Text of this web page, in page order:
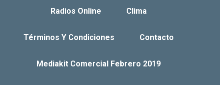
Radios Online Clima
Términos Y Condiciones Contacto
Mediakit Comercial Febrero 2019